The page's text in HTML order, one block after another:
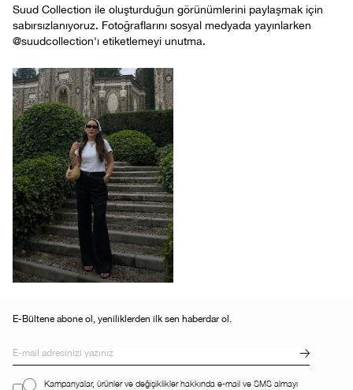
Suud Collection ile oluşturduğun görünümlerini paylaşmak için
sabırsızlanıyoruz. Fotoğraflarını sosyal medyada yayınlarken
@suudcollection'ı etiketlemeyi unutma.
E-Bültene abone ol, yeniliklerden ilk sen haberdar ol.
Kampanyalar, ürünler ve değişiklikler hakkında e-mail ve SMS almayı